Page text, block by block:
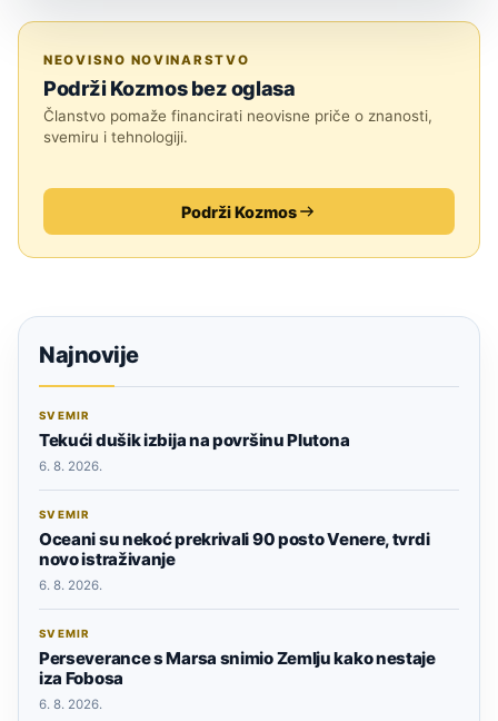
NEOVISNO NOVINARSTVO
Podrži Kozmos bez oglasa
Članstvo pomaže financirati neovisne priče o znanosti,
svemiru i tehnologiji.
Podrži Kozmos
Najnovije
SVEMIR
Tekući dušik izbija na površinu Plutona
6. 8. 2026.
SVEMIR
Oceani su nekoć prekrivali 90 posto Venere, tvrdi
novo istraživanje
6. 8. 2026.
SVEMIR
Perseverance s Marsa snimio Zemlju kako nestaje
iza Fobosa
6. 8. 2026.